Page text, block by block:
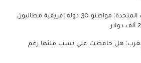
تأشيرة الدخول للولايات المتحدة: مواطنو 30 دولة إفريقية مطالبون
هل حافظت على نسب ملئها رغم